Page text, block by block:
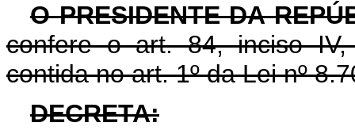
O PRESIDENTE DA
confere o art. 84, inciso
contida no art. 1º da Lei nº
DECRETA: